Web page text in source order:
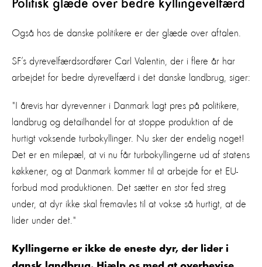
Politisk glæde over bedre kyllingevelfærd
Også hos de danske politikere er der glæde over aftalen.
SF’s dyrevelfærdsordfører Carl Valentin, der i flere år har
arbejdet for bedre dyrevelfærd i det danske landbrug, siger:
"I årevis har dyrevenner i Danmark lagt pres på politikere,
landbrug og detailhandel for at stoppe produktion af de
hurtigt voksende turbokyllinger. Nu sker der endelig noget!
Det er en milepæl, at vi nu får turbokyllingerne ud af statens
køkkener, og at Danmark kommer til at arbejde for et EU-
forbud mod produktionen. Det sætter en stor fed streg
under, at dyr ikke skal fremavles til at vokse så hurtigt, at de
lider under det."
Kyllingerne er ikke de eneste dyr, der lider i